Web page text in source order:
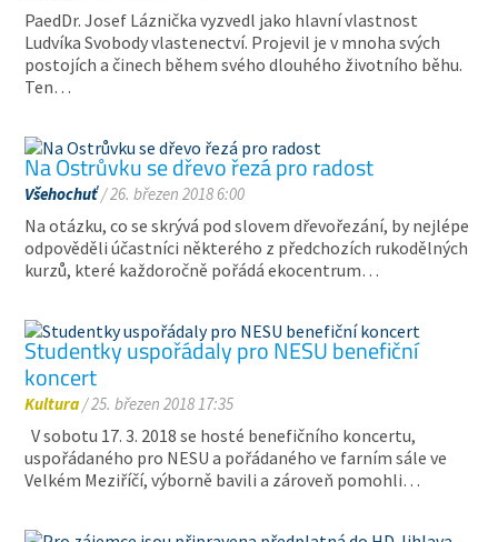
PaedDr. Josef Láznička vyzvedl jako hlavní vlastnost
Ludvíka Svobody vlastenectví. Projevil je v mnoha svých
postojích a činech během svého dlouhého životního běhu.
Ten…
Na Ostrůvku se dřevo řezá pro radost
Všehochuť/ 26. březen 2018 6:00
Na otázku, co se skrývá pod slovem dřevořezání, by nejlépe
odpověděli účastníci některého z předchozích rukodělných
kurzů, které každoročně pořádá ekocentrum…
Studentky uspořádaly pro NESU benefiční
koncert
Kultura/ 25. březen 2018 17:35
V sobotu 17. 3. 2018 se hosté benefičního koncertu,
uspořádaného pro NESU a pořádaného ve farním sále ve
Velkém Meziříčí, výborně bavili a zároveň pomohli…